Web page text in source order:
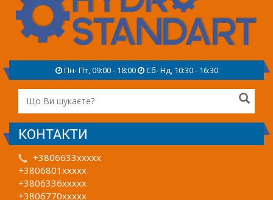
Пн- Пт, 09:00 - 18:00 Сб- Нд, 10:30 - 16:30
КОНТАКТИ
+3806633xxxxx
+3806801xxxxx
+3806336xxxxx
+3806770xxxxx